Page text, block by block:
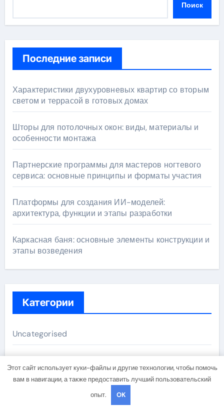
Поиск
Последние записи
Характеристики двухуровневых квартир со вторым
светом и террасой в готовых домах
Шторы для потолочных окон: виды, материалы и
особенности монтажа
Партнерские программы для мастеров ногтевого
сервиса: основные принципы и форматы участия
Платформы для создания ИИ-моделей:
архитектура, функции и этапы разработки
Каркасная баня: основные элементы конструкции и
этапы возведения
Категории
Uncategorised
Этот сайт использует куки-файлы и другие технологии, чтобы помочь
вам в навигации, а также предоставить лучший пользовательский
опыт.
OK